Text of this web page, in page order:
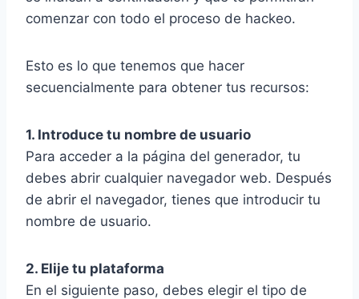
comenzar con todo el proceso de hackeo.
Esto es lo que tenemos que hacer
secuencialmente para obtener tus recursos:
1. Introduce tu nombre de usuario
Para acceder a la página del generador, tu
debes abrir cualquier navegador web. Después
de abrir el navegador, tienes que introducir tu
nombre de usuario.
2. Elije tu plataforma
En el siguiente paso, debes elegir el tipo de